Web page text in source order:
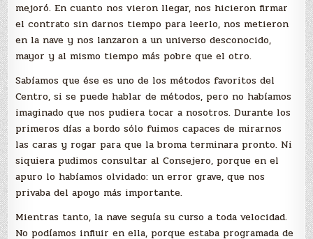
mejoró. En cuanto nos vieron llegar, nos hicieron firmar
el contrato sin darnos tiempo para leerlo, nos metieron
en la nave y nos lanzaron a un universo desconocido,
mayor y al mismo tiempo más pobre que el otro.
Sabíamos que ése es uno de los métodos favoritos del
Centro, si se puede hablar de métodos, pero no habíamos
imaginado que nos pudiera tocar a nosotros. Durante los
primeros días a bordo sólo fuimos capaces de mirarnos
las caras y rogar para que la broma terminara pronto. Ni
siquiera pudimos consultar al Consejero, porque en el
apuro lo habíamos olvidado: un error grave, que nos
privaba del apoyo más importante.
Mientras tanto, la nave seguía su curso a toda velocidad.
No podíamos influir en ella, porque estaba programada de